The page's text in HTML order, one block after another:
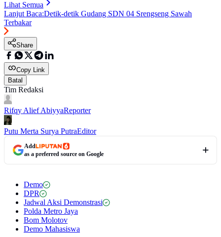
Lihat Semua
Lanjut Baca:Detik-detik Gudang SDN 04 Srengseng Sawah
Terbakar
Share
Copy Link
Batal
Tim Redaksi
Rifqy Alief AbiyyaReporter
Putu Merta Surya PutraEditor
Add
as a preferred source on Google
Demo
DPR
Jadwal Aksi Demonstrasi
Polda Metro Jaya
Bom Molotov
Demo Mahasiswa